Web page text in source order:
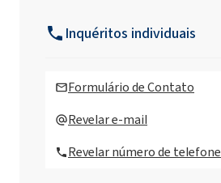
C11)
Inquéritos individuais
Formulário de Contato
Revelar e-mail
Revelar número de telefone